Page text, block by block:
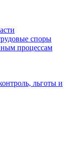
споры
процессам
льготы и